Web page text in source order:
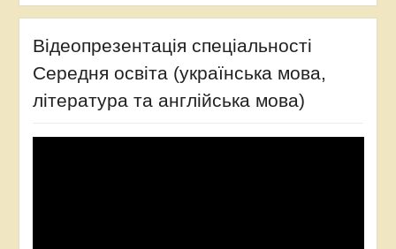
Відеопрезентація спеціальності
Середня освіта (українська мова,
література та англійська мова)